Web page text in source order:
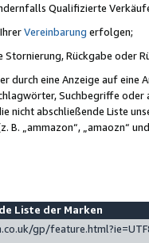
Qualifizierte
Vereinbarung erfolgen;
Stornierung, Rückgabe oder
durch eine Anzeige auf
Suchbegriffe
nicht abschließende Liste
B. „ammazon“, „amaozn“
Liste der Marken
gp/